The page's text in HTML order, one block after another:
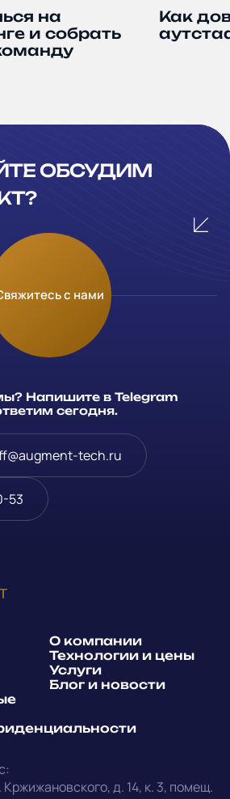
в Telegram
на
и собрать
Как
ОБСУДИМ
с нами
Напишите в Telegram
сегодня.
tech.ru
53
Кржижановского, д. 14, к. 3, помещ.
О компании
Технологии и цены
Услуги
Блог и новости
данные и мы свяжемся с вами в
WhatsApp
Позвонить
в каком количестве и как
проект